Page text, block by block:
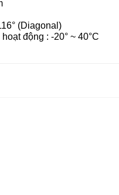
(Diagonal)
động : -20° ~ 40°C